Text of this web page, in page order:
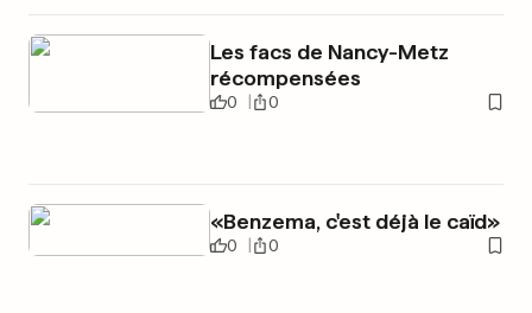
Les facs de Nancy-Metz
récompensées
0 0
«Benzema, c'est déjà le caïd»
0 0